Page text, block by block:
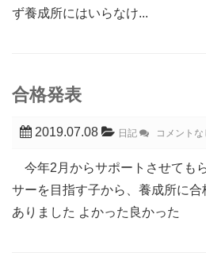
ず養成所にはいらなけ...
合格発表
2019.07.08 日記 コメントな
今年2月からサポートさせても
サーを目指す子から、養成所に
ありました よかった良かった